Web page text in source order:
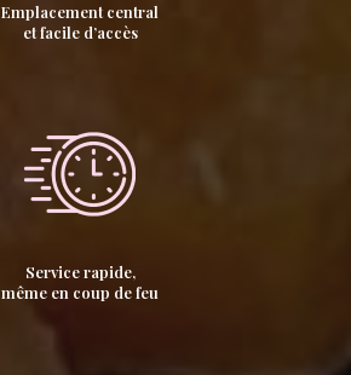
Emplacement central
et facile d’accès
Service rapide,
même en coup de feu